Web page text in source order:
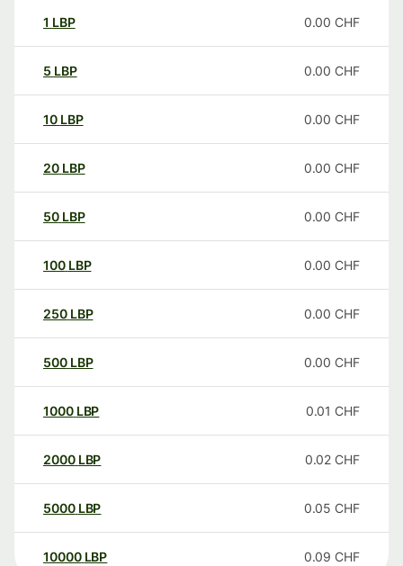
1 LBP 0.00 CHF
5 LBP 0.00 CHF
10 LBP 0.00 CHF
20 LBP 0.00 CHF
50 LBP 0.00 CHF
100 LBP 0.00 CHF
250 LBP 0.00 CHF
500 LBP 0.00 CHF
1000 LBP 0.01 CHF
2000 LBP 0.02 CHF
5000 LBP 0.05 CHF
10000 LBP 0.09 CHF